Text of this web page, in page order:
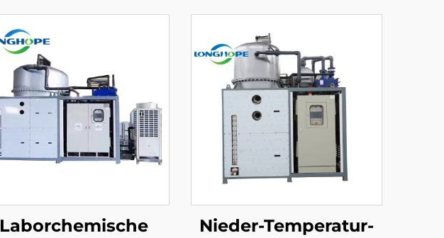
Laborchemische
Nieder-Temperatur-